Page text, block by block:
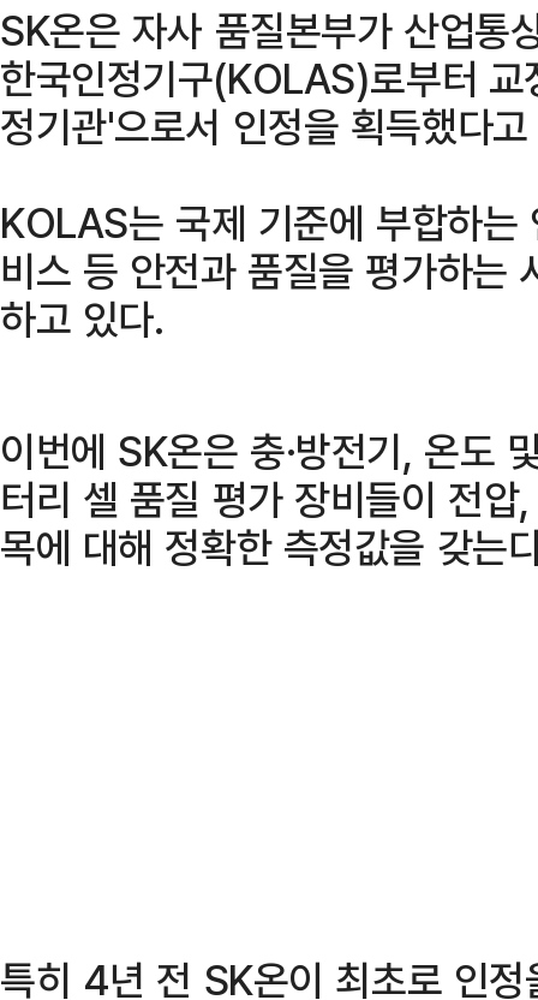
SK온은 자사 품질본부가 산업통
한국인정기구(KOLAS)로부터
정기관'으로서 인정을 획득했다
KOLAS는 국제 기준에 부합하
비스 등 안전과 품질을 평가하는
하고 있다.
이번에 SK온은 충·방전기, 온도
터리 셀 품질 평가 장비들이 전
목에 대해 정확한 측정값을 갖는
특히 4년 전 SK온이 최초로 인